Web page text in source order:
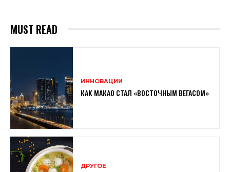
MUST READ
ИННОВАЦИИ
КАК МАКАО СТАЛ «ВОСТОЧНЫМ ВЕГАСОМ»
ДРУГОЕ